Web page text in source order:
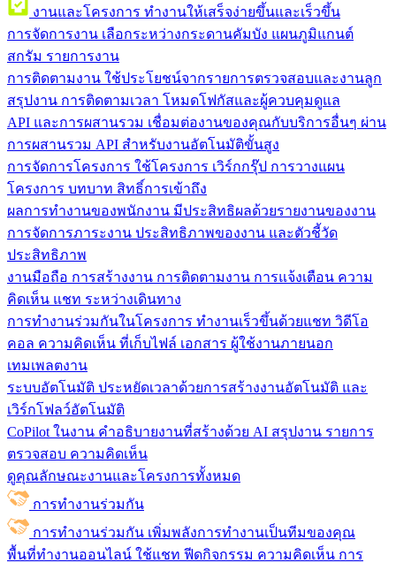
งานและโครงการ ทำงานให้เสร็จง่ายขึ้นและเร็วขึ้น
การจัดการงาน เลือกระหว่างกระดานคัมบัง แผนภูมิแกนต์
สกรัม รายการงาน
การติดตามงาน ใช้ประโยชน์จากรายการตรวจสอบและงานลูก
สรุปงาน การติดตามเวลา โหมดโฟกัสและผู้ควบคุมดูแล
API และการผสานรวม เชื่อมต่องานของคุณกับบริการอื่นๆ ผ่าน
การผสานรวม API สำหรับงานอัตโนมัติขั้นสูง
การจัดการโครงการ ใช้โครงการ เวิร์กกรุ๊ป การวางแผน
โครงการ บทบาท สิทธิ์การเข้าถึง
ผลการทำงานของพนักงาน มีประสิทธิผลด้วยรายงานของงาน
การจัดการภาระงาน ประสิทธิภาพของงาน และตัวชี้วัด
ประสิทธิภาพ
งานมือถือ การสร้างงาน การติดตามงาน การแจ้งเตือน ความ
คิดเห็น แชท ระหว่างเดินทาง
การทำงานร่วมกันในโครงการ ทํางานเร็วขึ้นด้วยแชท วิดีโอ
คอล ความคิดเห็น ที่เก็บไฟล์ เอกสาร ผู้ใช้งานภายนอก
เทมเพลตงาน
ระบบอัตโนมัติ ประหยัดเวลาด้วยการสร้างงานอัตโนมัติ และ
เวิร์กโฟลว์อัตโนมัติ
CoPilot ในงาน คำอธิบายงานที่สร้างด้วย AI สรุปงาน รายการ
ตรวจสอบ ความคิดเห็น
ดูคุณลักษณะงานและโครงการทั้งหมด
การทำงานร่วมกัน
การทำงานร่วมกัน เพิ่มพลังการทำงานเป็นทีมของคุณ
พื้นที่ทำงานออนไลน์ ใช้แชท ฟีดกิจกรรม ความคิดเห็น การ